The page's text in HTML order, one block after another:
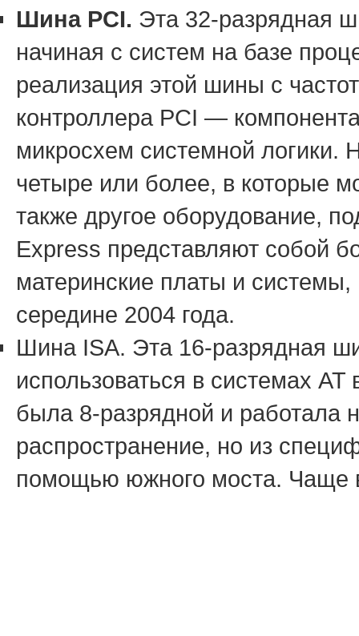
Шина PCI. Эта 32-разрядная
начиная с систем на базе
реализация этой шины с
контроллера PCI —
микросхем системной логики.
четыре или более, в которые
также другое оборудование,
Express представляют собой
материнские платы и
середине 2004 года.
Шина ISA. Эта 16-разрядная
использоваться в системах
была 8-разрядной и работала
распространение, но из
помощью южного моста. Чаще